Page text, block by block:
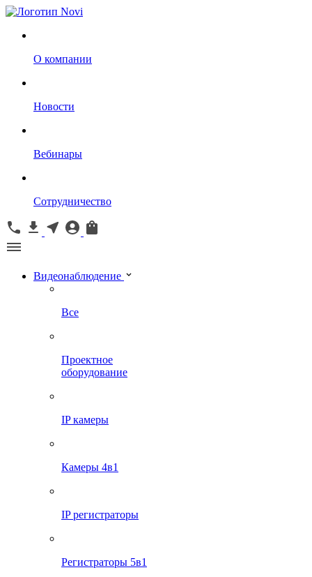
О компании
Новости
Вебинары
Сотрудничество
Видеонаблюдение
Все
Проектное
оборудование
IP камеры
Камеры 4в1
IP регистраторы
Регистраторы 5в1